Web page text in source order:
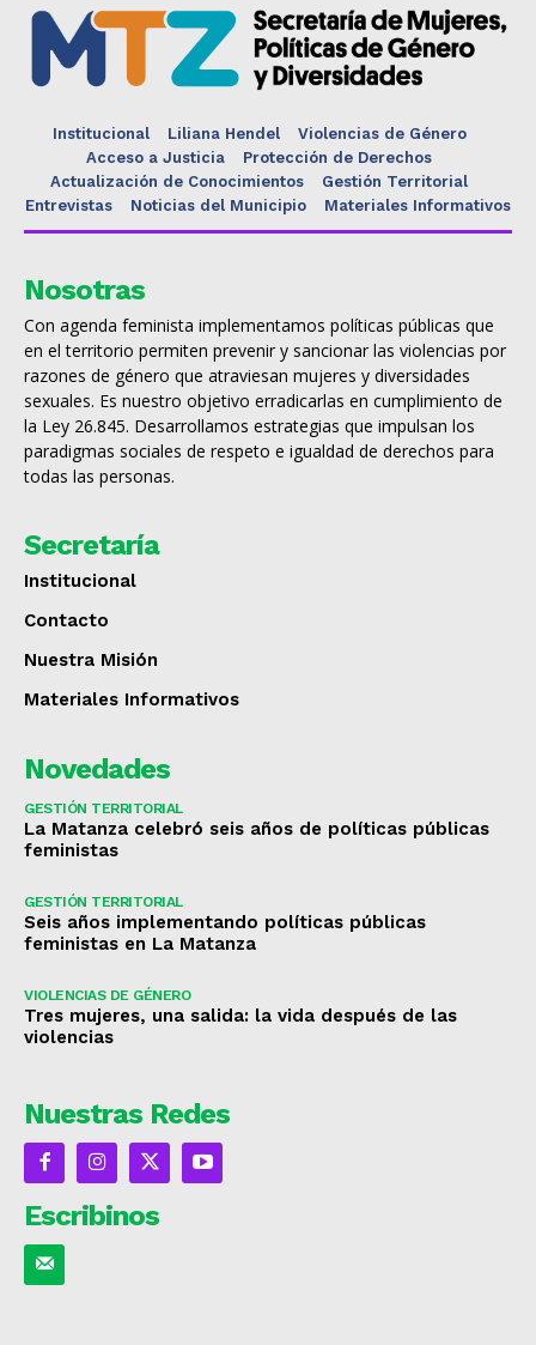
Institucional Liliana Hendel
Violencias de Género
Acceso a Justicia
Protección de Derechos
Actualización de Conocimientos
Gestión Territorial
Entrevistas
Noticias del Municipio Materiales Informativos
Nosotras
Con agenda feminista implementamos políticas públicas que
en el territorio permiten prevenir y sancionar las violencias por
razones de género que atraviesan mujeres y diversidades
sexuales. Es nuestro objetivo erradicarlas en cumplimiento de
la Ley 26.845. Desarrollamos estrategias que impulsan los
paradigmas sociales de respeto e igualdad de derechos para
todas las personas.
Secretaría
Institucional
Contacto
Nuestra Misión
Materiales Informativos
Novedades
GESTIÓN TERRITORIAL
La Matanza celebró seis años de políticas públicas
feministas
GESTIÓN TERRITORIAL
Seis años implementando políticas públicas
feministas en La Matanza
VIOLENCIAS DE GÉNERO
Tres mujeres, una salida: la vida después de las
violencias
Nuestras Redes
Escribinos